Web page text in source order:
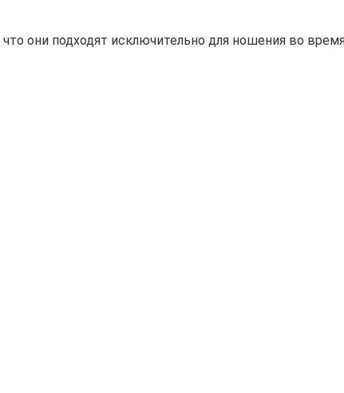
они подходят исключительно для ношения во